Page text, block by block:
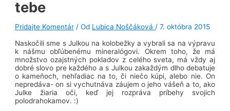
tebe
Pridajte Komentár / Od Lubica Noščáková /7. októbra 2015
Naskočili sme s Julkou na kolobežky a vybrali sa na výpravu
k nášmu obľúbenému mineralógovi. Okrem toho, že má
množstvo ozajstných pokladov z celého sveta, má vždy aj
dobré slovo pre každého a s Julkou zakaždým dlho debatuje
o kameňoch, nehľadiac na to, či niečo kúpi, alebo nie. On
nepredáva- on si vychutnáva záujem o jeho vášeň a to, ako
Julke žiaria oči, keď jej rozpráva príbehy svojich
polodrahokamov. :)